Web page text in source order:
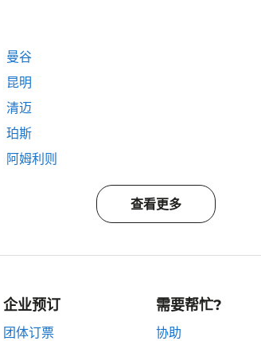
曼谷
昆明
清迈
珀斯
阿姆利则
查看更多
企业预订
团体订票
需要帮忙?
协助